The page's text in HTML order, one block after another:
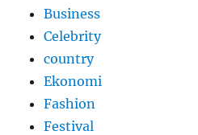
Business
Celebrity
country
Ekonomi
Fashion
Festival